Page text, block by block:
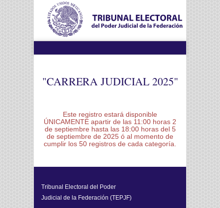
"CARRERA JUDICIAL 2025"
Este registro estará disponible
ÚNICAMENTE apartir de las 11:00 horas 2
de septiembre hasta las 18:00 horas del 5
de septiembre de 2025 ó al momento de
cumplir los 50 registros de cada categoría.
Tribunal Electoral del Poder
Judicial de la Federación (TEPJF)